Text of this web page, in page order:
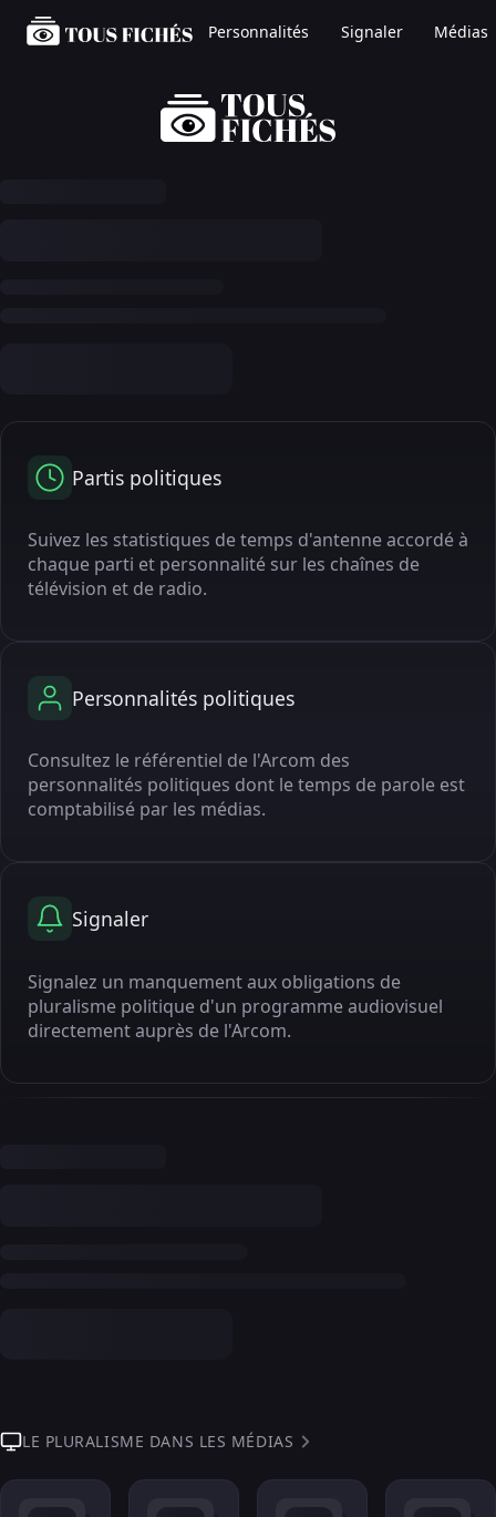
Personnalités Signaler Médias
Partis politiques
Suivez les statistiques de temps d'antenne accordé à
chaque parti et personnalité sur les chaînes de
télévision et de radio.
Personnalités politiques
Consultez le référentiel de l'Arcom des
personnalités politiques dont le temps de parole est
comptabilisé par les médias.
Signaler
Signalez un manquement aux obligations de
pluralisme politique d'un programme audiovisuel
directement auprès de l'Arcom.
LE PLURALISME DANS LES MÉDIAS